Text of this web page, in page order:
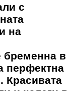
с
на
бременна в
перфектна
Красивата